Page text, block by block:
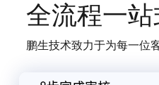
全流程一
鹏生技术致力于为每一位